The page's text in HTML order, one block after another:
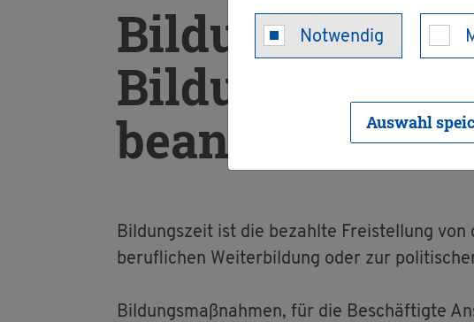
Notwendig
Auswahl
be­an­tra­gen
Bil­dungs­zeit ist die be­zahl­te Frei­stel­lung
be­ruf­li­chen Wei­ter­bil­dung oder zur
Bil­dungs­maß­nah­men, für die Be­schäf­tig­te